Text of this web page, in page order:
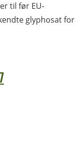
til før EU-
glyphosat for